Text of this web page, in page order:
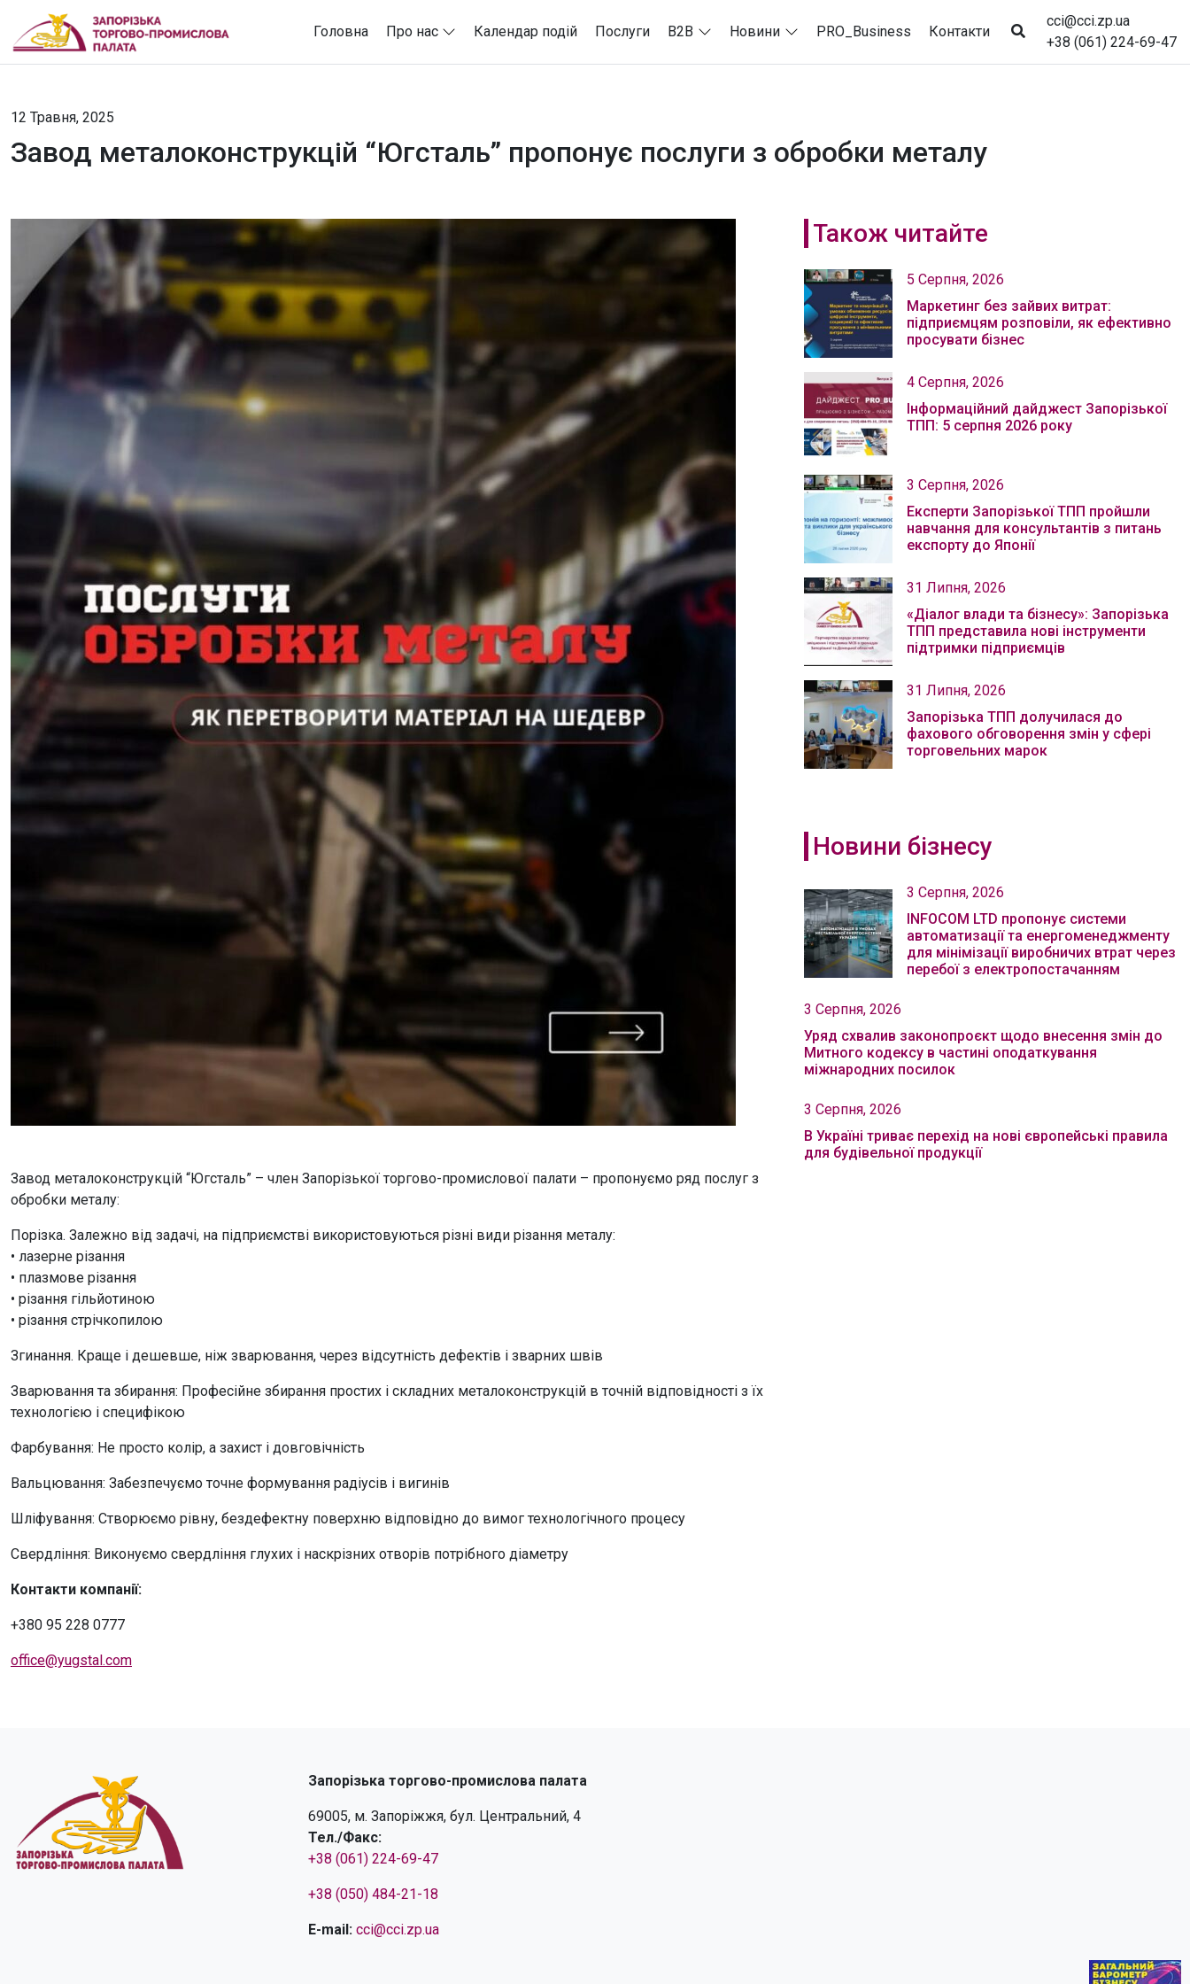
Головна Про нас Календар подій Послуги B2B Новини PRO_Business Контакти
cci@cci.zp.ua
+38 (061) 224-69-47
12 Травня, 2025
Завод металоконструкцій “Югсталь” пропонує послуги з обробки металу
Завод металоконструкцій “Югсталь” – член Запорізької торгово-промислової палати – пропонуємо ряд послуг з
обробки металу:
Порізка. Залежно від задачі, на підприємстві використовуються різні види різання металу:
• лазерне різання
• плазмове різання
• різання гільйотиною
• різання стрічкопилою
Згинання. Краще і дешевше, ніж зварювання, через відсутність дефектів і зварних швів
Зварювання та збирання: Професійне збирання простих і складних металоконструкцій в точній відповідності з їх
технологією і специфікою
Фарбування: Не просто колір, а захист і довговічність
Вальцювання: Забезпечуємо точне формування радіусів і вигинів
Шліфування: Створюємо рівну, бездефектну поверхню відповідно до вимог технологічного процесу
Свердління: Виконуємо свердління глухих і наскрізних отворів потрібного діаметру
Контакти компанії:
+380 95 228 0777
office@yugstal.com
Також читайте
5 Серпня, 2026
Маркетинг без зайвих витрат:
підприємцям розповіли, як ефективно
просувати бізнес
4 Серпня, 2026
Інформаційний дайджест Запорізької
ТПП: 5 серпня 2026 року
3 Серпня, 2026
Експерти Запорізької ТПП пройшли
навчання для консультантів з питань
експорту до Японії
31 Липня, 2026
«Діалог влади та бізнесу»: Запорізька
ТПП представила нові інструменти
підтримки підприємців
31 Липня, 2026
Запорізька ТПП долучилася до
фахового обговорення змін у сфері
торговельних марок
Новини бізнесу
3 Серпня, 2026
INFOCOM LTD пропонує системи
автоматизації та енергоменеджменту
для мінімізації виробничих втрат через
перебої з електропостачанням
3 Серпня, 2026
Уряд схвалив законопроєкт щодо внесення змін до
Митного кодексу в частині оподаткування
міжнародних посилок
3 Серпня, 2026
В Україні триває перехід на нові європейські правила
для будівельної продукції
Запорізька торгово-промислова палата
69005, м. Запоріжжя, бул. Центральний, 4
Тел./Факс:
+38 (061) 224-69-47
+38 (050) 484-21-18
E-mail: cci@cci.zp.ua